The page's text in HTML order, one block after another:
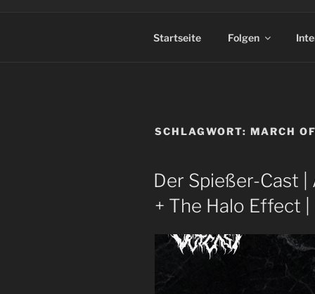
Startseite Folgen
SCHLAGWORT: MARCH
Der Spießer-Cast |
+ The Halo Effect |